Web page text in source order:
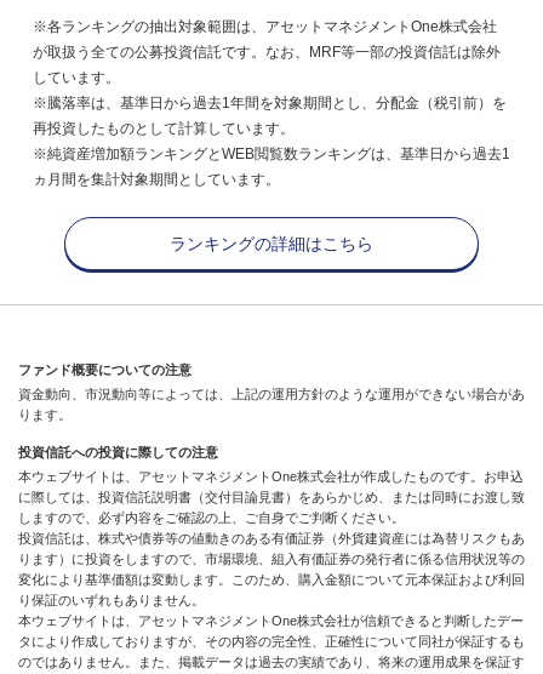
※各ランキングの抽出対象範囲は、アセットマネジメントOne株式会社
が取扱う全ての公募投資信託です。なお、MRF等一部の投資信託は除外
しています。
※騰落率は、基準日から過去1年間を対象期間とし、分配金（税引前）を
再投資したものとして計算しています。
※純資産増加額ランキングとWEB閲覧数ランキングは、基準日から過去1
ヵ月間を集計対象期間としています。
ランキングの詳細はこちら
ファンド概要についての注意
資金動向、市況動向等によっては、上記の運用方針のような運用ができない場合があ
ります。
投資信託への投資に際しての注意
本ウェブサイトは、アセットマネジメントOne株式会社が作成したものです。お申込
に際しては、投資信託説明書（交付目論見書）をあらかじめ、または同時にお渡し致
しますので、必ず内容をご確認の上、ご自身でご判断ください。
投資信託は、株式や債券等の値動きのある有価証券（外貨建資産には為替リスクもあ
ります）に投資をしますので、市場環境、組入有価証券の発行者に係る信用状況等の
変化により基準価額は変動します。このため、購入金額について元本保証および利回
り保証のいずれもありません。
本ウェブサイトは、アセットマネジメントOne株式会社が信頼できると判断したデー
タにより作成しておりますが、その内容の完全性、正確性について同社が保証するも
のではありません。また、掲載データは過去の実績であり、将来の運用成果を保証す